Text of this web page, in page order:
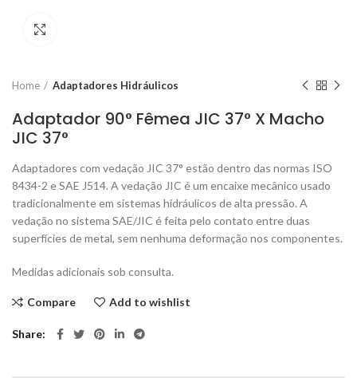
Home Adaptadores Hidráulicos
Adaptador 90° Fêmea JIC 37° X Macho
JIC 37°
Adaptadores com vedação JIC 37° estão dentro das normas ISO
8434-2 e SAE J514. A vedação JIC é um encaixe mecânico usado
tradicionalmente em sistemas hidráulicos de alta pressão. A
vedação no sistema SAE/JIC é feita pelo contato entre duas
superfícies de metal, sem nenhuma deformação nos componentes.
Medidas adicionais sob consulta.
Compare Add to wishlist
Share